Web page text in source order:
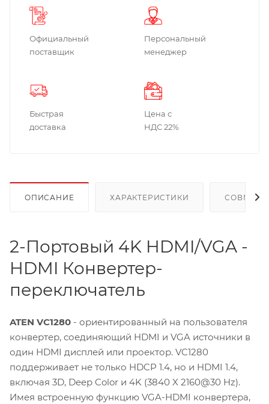
Официальный
поставщик
Персональный
менеджер
Быстрая
доставка
Цена с
НДС 22%
ОПИСАНИЕ ХАРАКТЕРИСТИКИ
2-Портовый 4K HDMI/VGA -
HDMI Конвертер-
переключатель
ATEN VC1280 - ориентированный на пользователя
конвертер, соединяющий HDMI и VGA источники в
один HDMI дисплей или проектор. VC1280
поддерживает не только HDCP 1.4, но и HDMI 1.4,
включая 3D, Deep Color и 4K (3840 X 2160@30 Hz).
Имея встроенную функцию VGA-HDMI конвертера,